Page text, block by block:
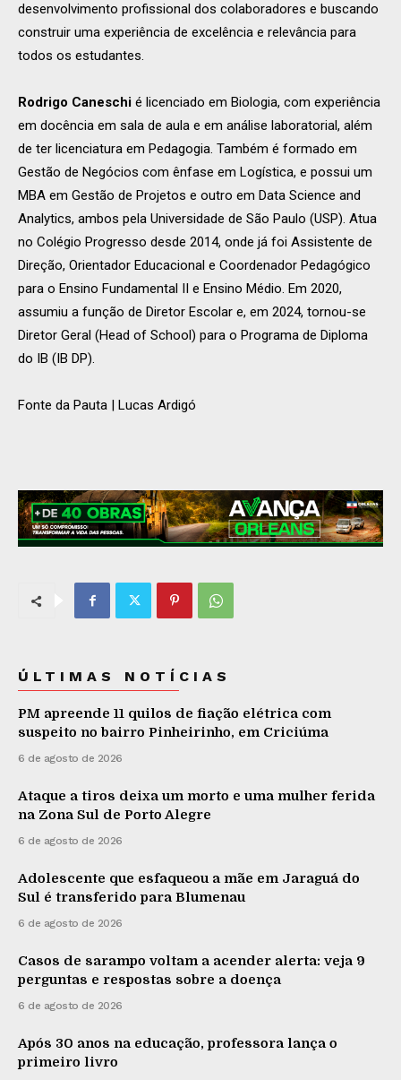
desenvolvimento profissional dos colaboradores e buscando
construir uma experiência de excelência e relevância para
todos os estudantes.
Rodrigo Caneschi é licenciado em Biologia, com experiência
em docência em sala de aula e em análise laboratorial, além
de ter licenciatura em Pedagogia. Também é formado em
Gestão de Negócios com ênfase em Logística, e possui um
MBA em Gestão de Projetos e outro em Data Science and
Analytics, ambos pela Universidade de São Paulo (USP). Atua
no Colégio Progresso desde 2014, onde já foi Assistente de
Direção, Orientador Educacional e Coordenador Pedagógico
para o Ensino Fundamental II e Ensino Médio. Em 2020,
assumiu a função de Diretor Escolar e, em 2024, tornou-se
Diretor Geral (Head of School) para o Programa de Diploma
do IB (IB DP).
Fonte da Pauta | Lucas Ardigó
ÚLTIMAS NOTÍCIAS
PM apreende 11 quilos de fiação elétrica com
suspeito no bairro Pinheirinho, em Criciúma
6 de agosto de 2026
Ataque a tiros deixa um morto e uma mulher ferida
na Zona Sul de Porto Alegre
6 de agosto de 2026
Adolescente que esfaqueou a mãe em Jaraguá do
Sul é transferido para Blumenau
6 de agosto de 2026
Casos de sarampo voltam a acender alerta: veja 9
perguntas e respostas sobre a doença
6 de agosto de 2026
Após 30 anos na educação, professora lança o
primeiro livro